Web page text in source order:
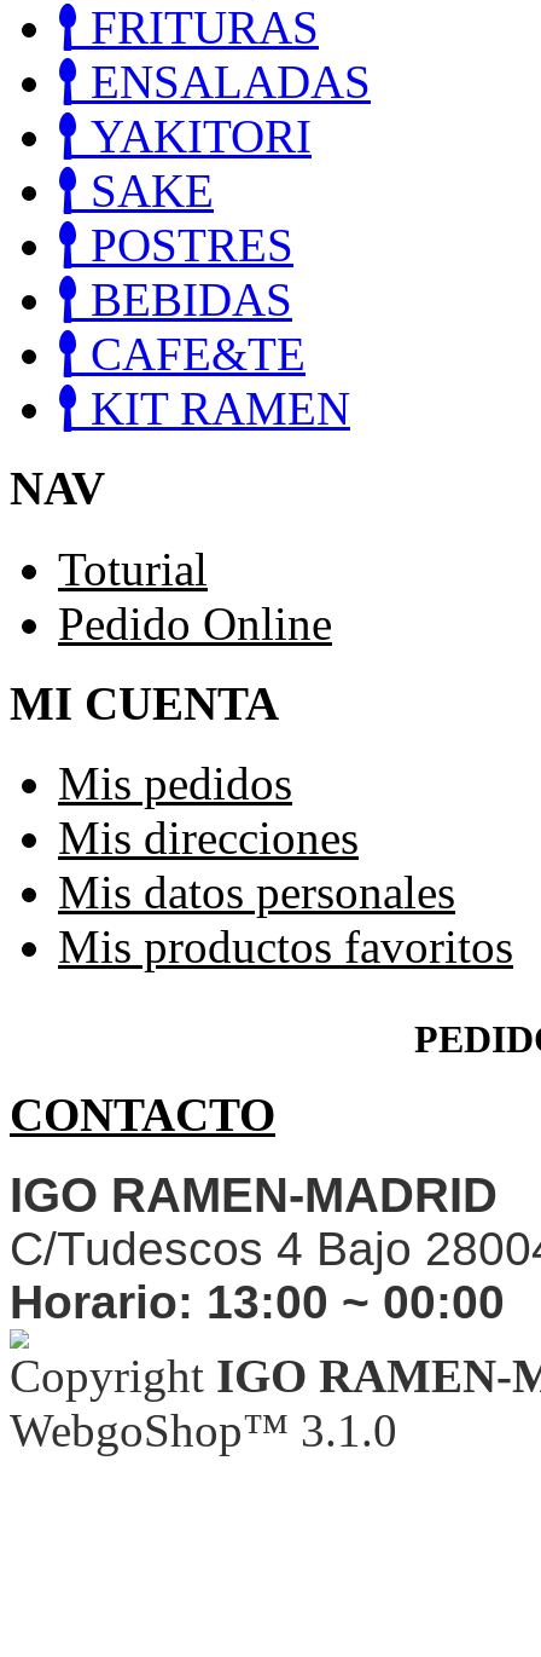
FRITURAS
ENSALADAS
YAKITORI
SAKE
POSTRES
BEBIDAS
CAFE&TE
KIT RAMEN
NAV
Toturial
Pedido Online
MI CUENTA
Mis pedidos
Mis direcciones
Mis datos personales
Mis productos favoritos
CONTACTO
IGO RAMEN-MADRID
C/Tudescos 4 Bajo
Horario: 13:00 ~ 00:00
Copyright IGO RAMEN-
WebgoShop™ 3.1.0